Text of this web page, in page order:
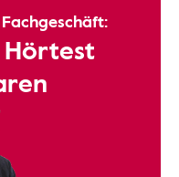
Hörtest